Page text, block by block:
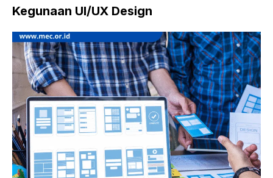
Kegunaan UI/UX Design